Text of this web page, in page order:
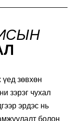
зөвхөн
зэрэг чухал
эрдэс нь
болон